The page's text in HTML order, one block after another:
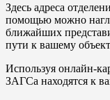
Здесь адреса
помощью можно
ближайших
пути к вашему
Используя онлайн-
ЗАГСа находятся к